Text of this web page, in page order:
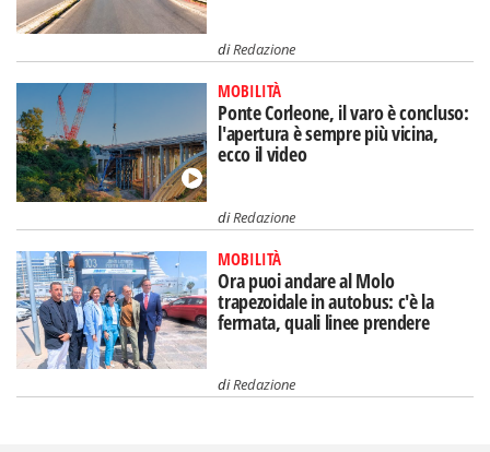
diRedazione
MOBILITÀ
Ponte Corleone, il varo è concluso:
l'apertura è sempre più vicina,
ecco il video
diRedazione
MOBILITÀ
Ora puoi andare al Molo
trapezoidale in autobus: c'è la
fermata, quali linee prendere
diRedazione